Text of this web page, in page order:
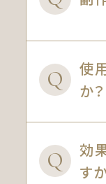
Q
使
か？
Q
効
す